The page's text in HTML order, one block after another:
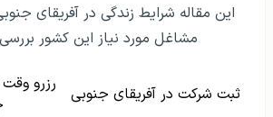
این مقاله شرایط زندگی در آفریقای
مشاغل مورد نیاز این کشور
ثبت شرکت در آفریقای جنوبی
رزرو